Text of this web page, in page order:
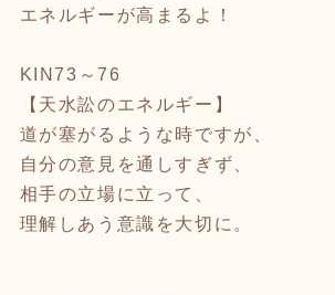
エネルギーが高まるよ！
KIN73～76
【天水訟のエネルギー】
道が塞がるような時ですが、
自分の意見を通しすぎず、
相手の立場に立って、
理解しあう意識を大切に。